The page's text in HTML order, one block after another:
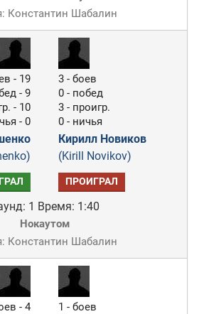
Константин Шабалин
- 19
- 9
- 10
- 0
3 - боев
0 - побед
3 - проигр.
0 - ничья
Кирилл Новиков
(Kirill Novikov)
ПРОИГРАЛ
1 Время: 1:40
Нокаутом
Константин Шабалин
- 4
1 - боев